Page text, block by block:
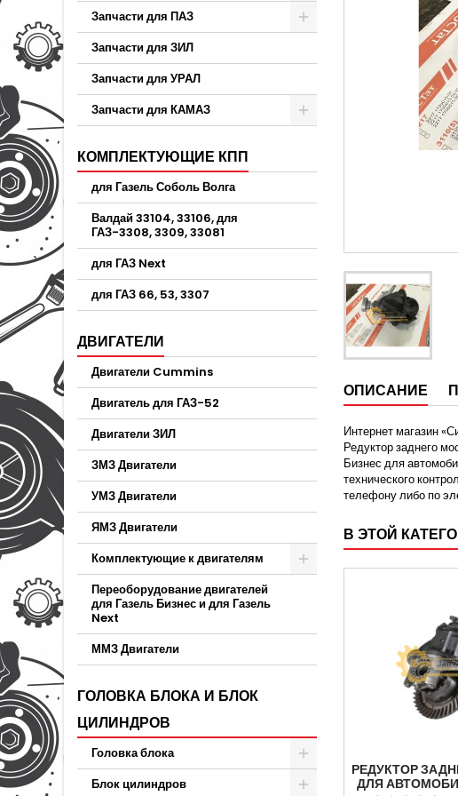
Запчасти для ПАЗ
Запчасти для ЗИЛ
Запчасти для УРАЛ
Запчасти для КАМАЗ
КОМПЛЕКТУЮЩИЕ КПП
для Газель Соболь Волга
Валдай 33104, 33106, для
ГАЗ-3308, 3309, 33081
для ГАЗ Next
для ГАЗ 66, 53, 3307
ДВИГАТЕЛИ
Двигатели Cummins
Двигатель для ГАЗ-52
Двигатели ЗИЛ
ЗМЗ Двигатели
УМЗ Двигатели
ЯМЗ Двигатели
Комплектующие к двигателям
Переоборудование двигателей
для Газель Бизнес и для Газель
Next
ММЗ Двигатели
ГОЛОВКА БЛОКА И БЛОК
ЦИЛИНДРОВ
Головка блока
Блок цилиндров
ОПИСАНИЕ
Интернет магазин
Редуктор заднего
Бизнес для
технического
телефону либо по
В ЭТОЙ
РЕДУКТОР
ДЛЯ